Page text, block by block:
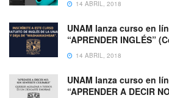
14 ABRIL, 2018
UNAM lanza curso en
“APRENDER INGLÉS”
14 ABRIL, 2018
UNAM lanza curso en
“APRENDER A DECIR